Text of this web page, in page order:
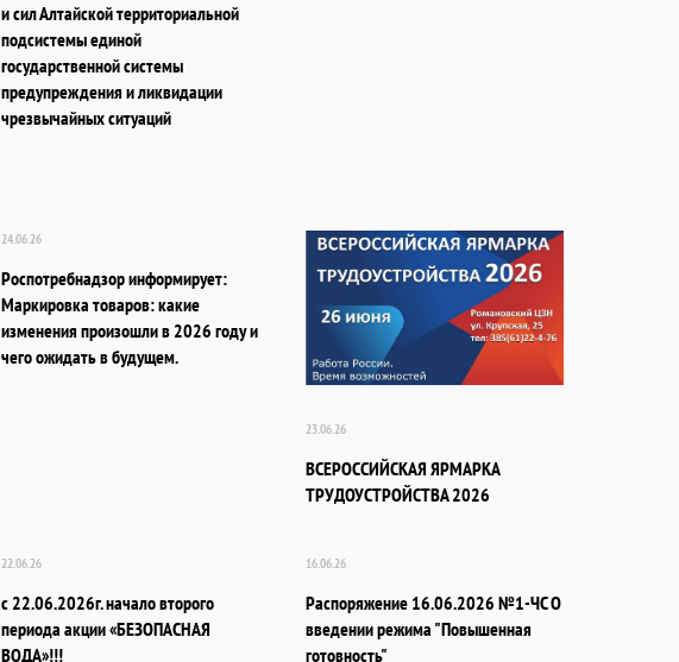
и сил Алтайской территориальной
подсистемы единой
государственной системы
предупреждения и ликвидации
чрезвычайных ситуаций
24.06.26
Роспотребнадзор информирует:
Маркировка товаров: какие
изменения произошли в 2026 году и
чего ожидать в будущем.
23.06.26
ВСЕРОССИЙСКАЯ ЯРМАРКА
ТРУДОУСТРОЙСТВА 2026
22.06.26
с 22.06.2026г. начало второго
периода акции «БЕЗОПАСНАЯ
ВОДА»!!!
16.06.26
Распоряжение 16.06.2026 №1-ЧС О
введении режима "Повышенная
готовность"